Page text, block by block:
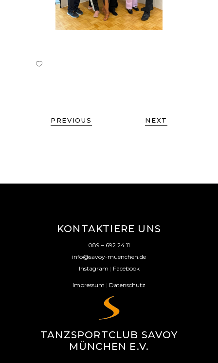
PREVIOUS NEXT
KONTAKTIERE UNS
089 – 692 24 11
info@savoy-muenchen.de
Instagram | Facebook
Impressum | Datenschutz
TANZSPORTCLUB SAVOY
MÜNCHEN E.V.